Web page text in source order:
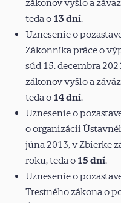
zákonovvyšloa
teda o 13 dní.
Uznesenie o
Zákonníka práce o
súd 15. decembra
zákonovvyšloa
teda o 14 dní.
Uznesenie o
o organizácii
júna 2013, v Zbierke
roku, teda o 15 dní.
Uznesenie o
Trestného zákona o